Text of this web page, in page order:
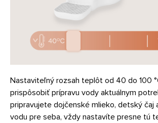
Nastaviteľný rozsah teplôt od 40 do 100
prispôsobiť prípravu vody aktuálnym
pripravujete dojčenské mlieko, detský čaj
vodu pre seba, vždy nastavíte presne tú